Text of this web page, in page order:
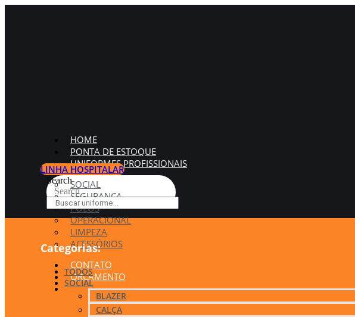
HOME
PONTA DE ESTOQUE
UNIFORMES PROFISSIONAIS
SOCIAL
SEGURANÇA
POLOS
OPERACIONAL
LIMPEZA
ACESSÓRIOS
CONTATO
ORÇAMENTO
LINHA HOSPITALAR
Search
Search
Categorias:
TODOS
SOCIAL
BLAZER
CALÇA